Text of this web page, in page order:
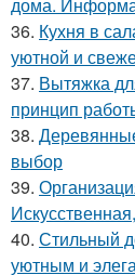
36. Кухня в
уютной и
37. Вытяжка
принцип
38.
выбор
39.
40. Стильный
уютным и